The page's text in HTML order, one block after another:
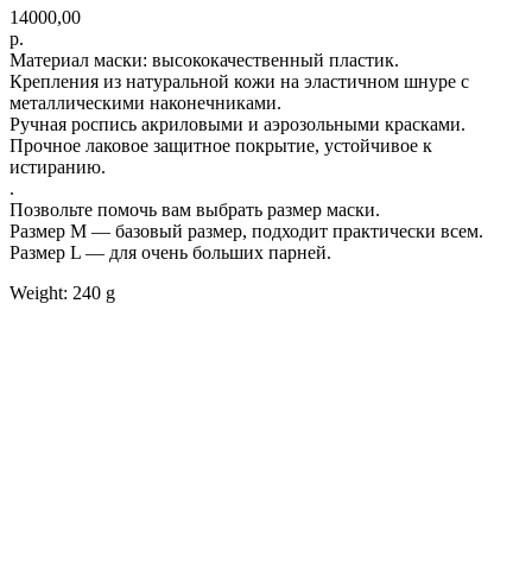
14000,00
р.
Материал маски: высококачественный пластик.
Крепления из натуральной кожи на эластичном шнуре с
металлическими наконечниками.
Ручная роспись акриловыми и аэрозольными красками.
Прочное лаковое защитное покрытие, устойчивое к
истиранию.
.
Позвольте помочь вам выбрать размер маски.
Размер М — базовый размер, подходит практически всем.
Размер L — для очень больших парней.
Weight: 240 g